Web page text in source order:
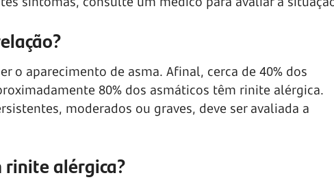
o aparecimento de asma. Afinal, cerca de 40% dos
80% dos asmáticos têm rinite alérgica.
moderados ou graves, deve ser avaliada a
rinite alérgica?